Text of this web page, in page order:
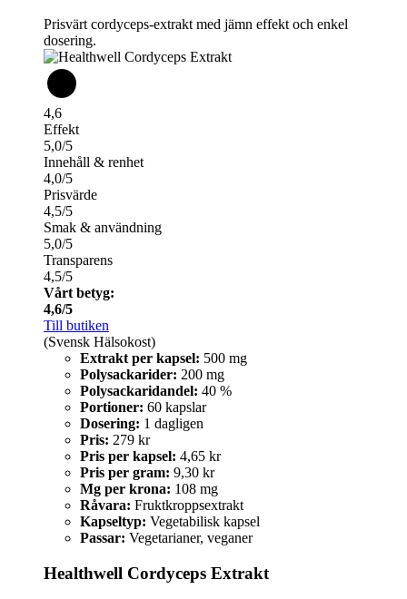
Prisvärt cordyceps-extrakt med jämn effekt och enkel
dosering.
4,6
Effekt
5,0/5
Innehåll & renhet
4,0/5
Prisvärde
4,5/5
Smak & användning
5,0/5
Transparens
4,5/5
Vårt betyg:
4,6/5
Till butiken
(Svensk Hälsokost)
Extrakt per kapsel: 500 mg
Polysackarider: 200 mg
Polysackaridandel: 40 %
Portioner: 60 kapslar
Dosering: 1 dagligen
Pris: 279 kr
Pris per kapsel: 4,65 kr
Pris per gram: 9,30 kr
Mg per krona: 108 mg
Råvara: Fruktkroppsextrakt
Kapseltyp: Vegetabilisk kapsel
Passar: Vegetarianer, veganer
Healthwell Cordyceps Extrakt